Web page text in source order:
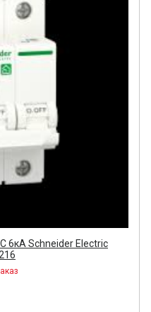
6кA Schneider Electric